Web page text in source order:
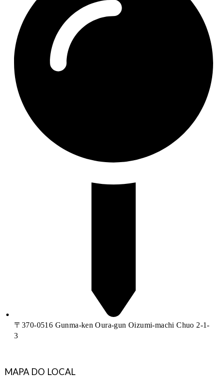
〒370-0516 Gunma-ken Oura-gun Oizumi-machi Chuo 2-1-
3
MAPA DO LOCAL